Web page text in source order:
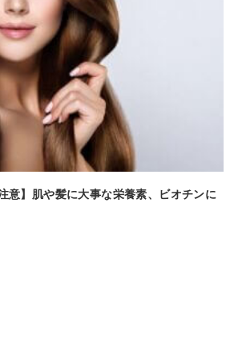
意】肌や髪に大事な栄養素、ビオチンに